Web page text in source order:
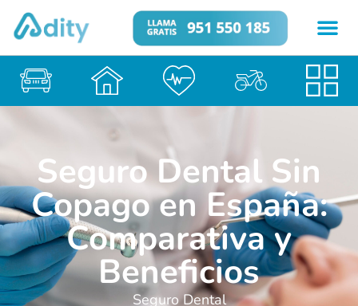
Seguro Dental Sin
Copago en España:
Comparativa y
Beneficios
Seguro Dental